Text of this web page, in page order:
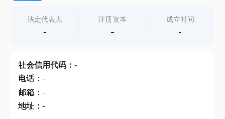
查产地
法定代表人
-
注册资本
-
成立时间
-
社会信用代码： -
电话： -
邮箱： -
地址： -